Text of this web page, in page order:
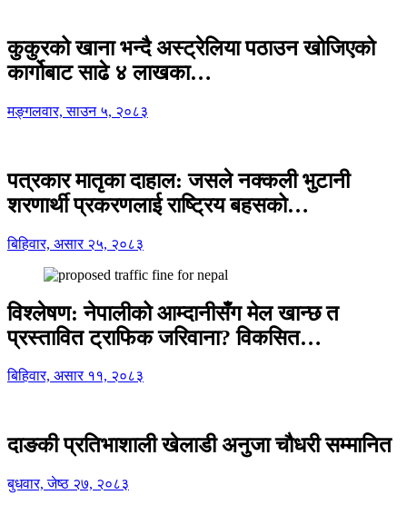
कुकुरको खाना भन्दै अस्ट्रेलिया पठाउन खोजिएको
कार्गोबाट साढे ४ लाखका…
मङ्गलवार, साउन ५, २०८३
पत्रकार मातृका दाहाल: जसले नक्कली भुटानी
शरणार्थी प्रकरणलाई राष्ट्रिय बहसको…
बिहिवार, असार २५, २०८३
विश्लेषण: नेपालीको आम्दानीसँग मेल खान्छ त
प्रस्तावित ट्राफिक जरिवाना? विकसित…
बिहिवार, असार ११, २०८३
दाङकी प्रतिभाशाली खेलाडी अनुजा चौधरी सम्मानित
बुधवार, जेष्ठ २७, २०८३